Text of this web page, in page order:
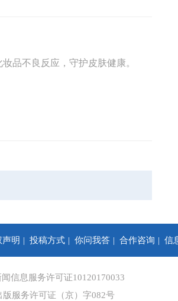
品不良反应，守护皮肤健康。
声明 投稿方式 你问我答 合作咨询 信
信息服务许可证10120170033
版服务许可证（京）字082号